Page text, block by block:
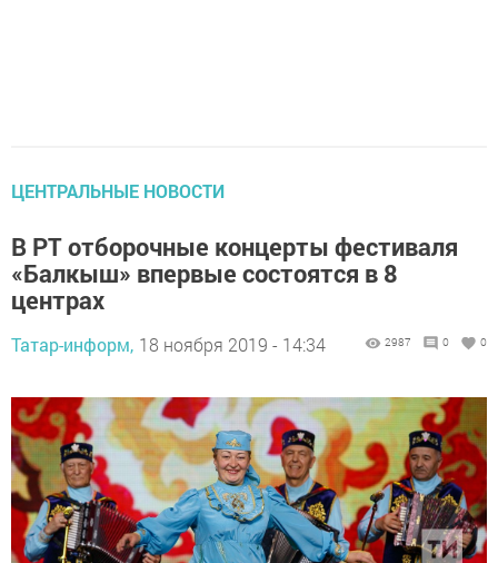
ЦЕНТРАЛЬНЫЕ НОВОСТИ
В РТ отборочные концерты фестиваля
«Балкыш» впервые состоятся в 8
центрах
Татар-информ, 18 ноября 2019 - 14:34 2987 0 0